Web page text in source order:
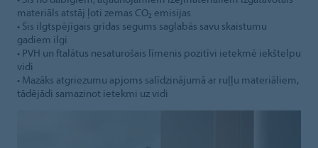
materiāls atstāj ļoti zemas CO₂ emisijas
• Šis ilgtspējīgais grīdas segums saglabās savu skaistumu
gadiem ilgi
• PVH un ftalātus nesaturošais līmenis pozitīvi ietekmē iekštelpu
vidi
• Mazāks atgriezumu apjoms salīdzinājumā ar ruļļu materiāliem,
tādējādi samazinot ietekmi uz vidi